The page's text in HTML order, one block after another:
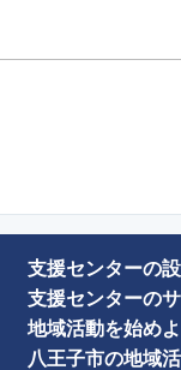
支援センターの
支援センターの
地域活動を始め
八王子市の地域